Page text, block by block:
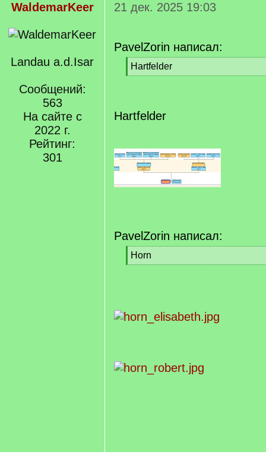
WaldemarKeer
Landau a.d.Isar
Сообщений:
563
На сайте с
2022 г.
Рейтинг:
301
21 дек. 2025 19:03
PavelZorin написал:
[
q
Hartfelder
[
Hartfelder
PavelZorin написал:
[
q
Horn
[